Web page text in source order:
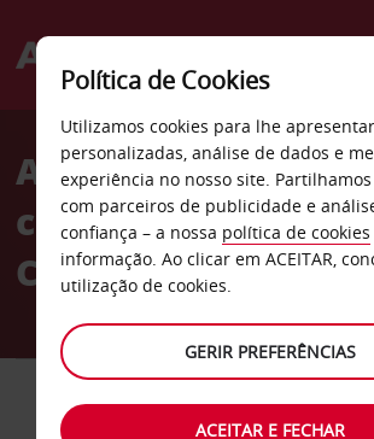
Welcome
AvisAluguer de
carros Aeroporto
Craiova
CARRO
Política de Cookies
Utilizamos cookies para lhe
personalizadas, análise de dados e
experiência no nosso site.
com parceiros de publicidade e
confiança – a nossa política de cookies
informação. Ao clicar em ACEITAR,
utilização de cookies.
GERIR PREFERÊNCIAS
ACEITAR E FECHAR